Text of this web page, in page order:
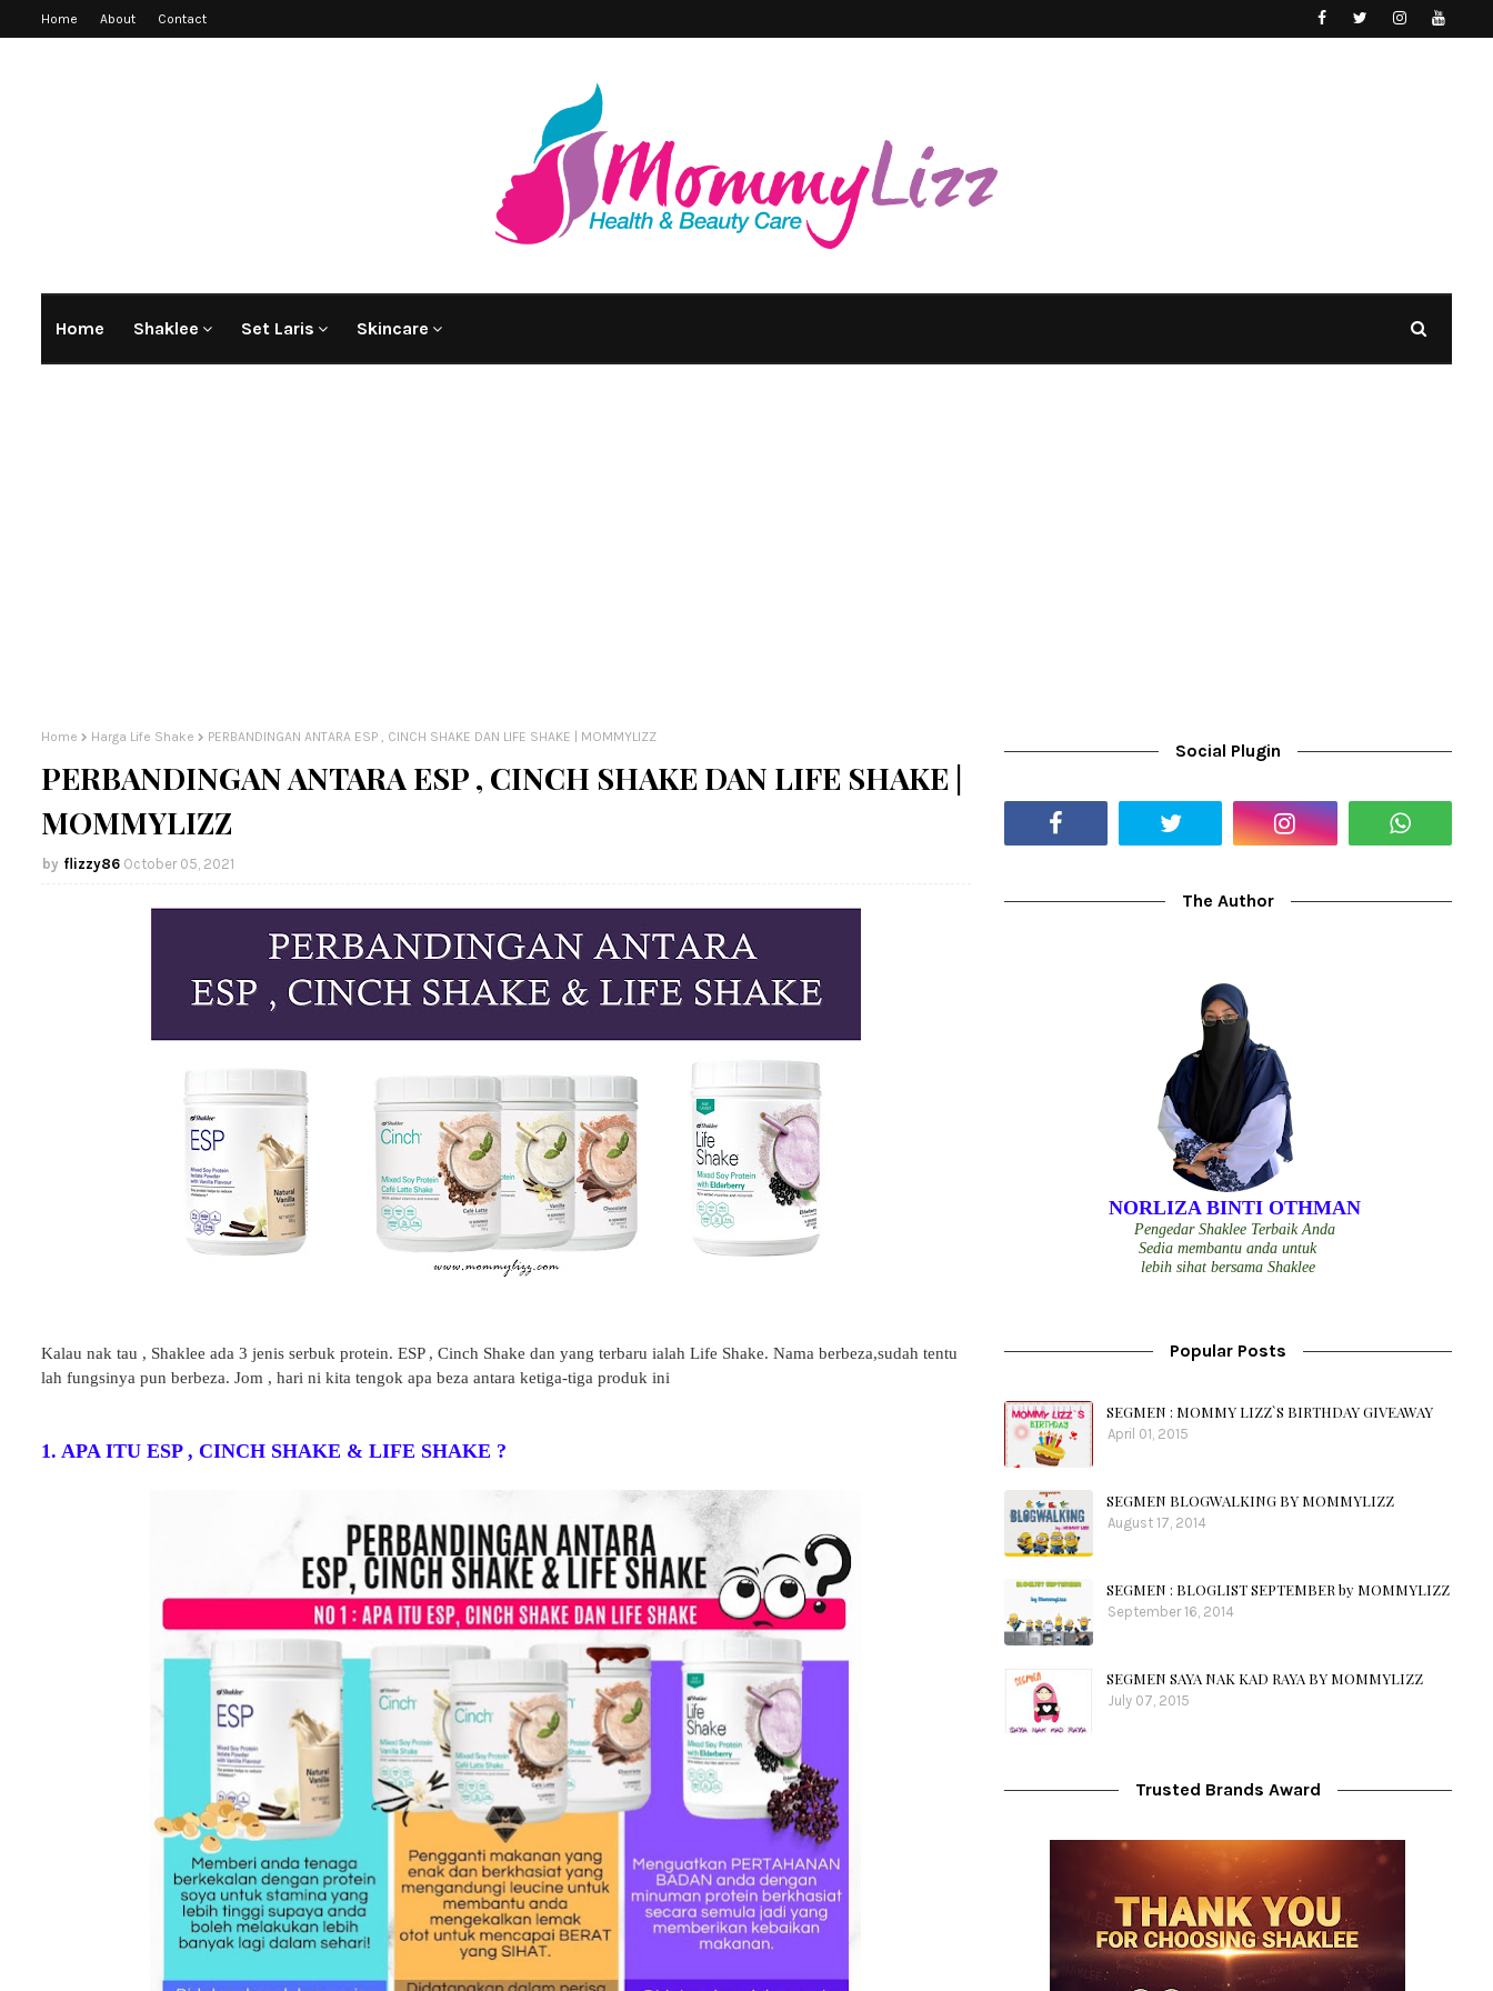
Home About Contact
Home Shaklee Set Laris Skincare
Home Harga Life Shake PERBANDINGAN ANTARA ESP , CINCH SHAKE DAN LIFE SHAKE | MOMMYLIZZ
PERBANDINGAN ANTARA ESP , CINCH SHAKE DAN LIFE SHAKE |
MOMMYLIZZ
flizzy86 October 05, 2021
Kalau nak tau , Shaklee ada 3 jenis serbuk protein. ESP , Cinch Shake dan yang terbaru ialah Life Shake. Nama berbeza,sudah tentu
lah fungsinya pun berbeza. Jom , hari ni kita tengok apa beza antara ketiga-tiga produk ini
1. APA ITU ESP , CINCH SHAKE & LIFE SHAKE ?
Social Plugin
The Author
NORLIZA BINTI OTHMAN
Pengedar Shaklee Terbaik Anda
Sedia membantu anda untuk
lebih sihat bersama Shaklee
Popular Posts
SEGMEN : MOMMY LIZZ`S BIRTHDAY GIVEAWAY
April 01, 2015
SEGMEN BLOGWALKING BY MOMMYLIZZ
August 17, 2014
SEGMEN : BLOGLIST SEPTEMBER by MOMMYLIZZ
September 16, 2014
SEGMEN SAYA NAK KAD RAYA BY MOMMYLIZZ
July 07, 2015
Trusted Brands Award